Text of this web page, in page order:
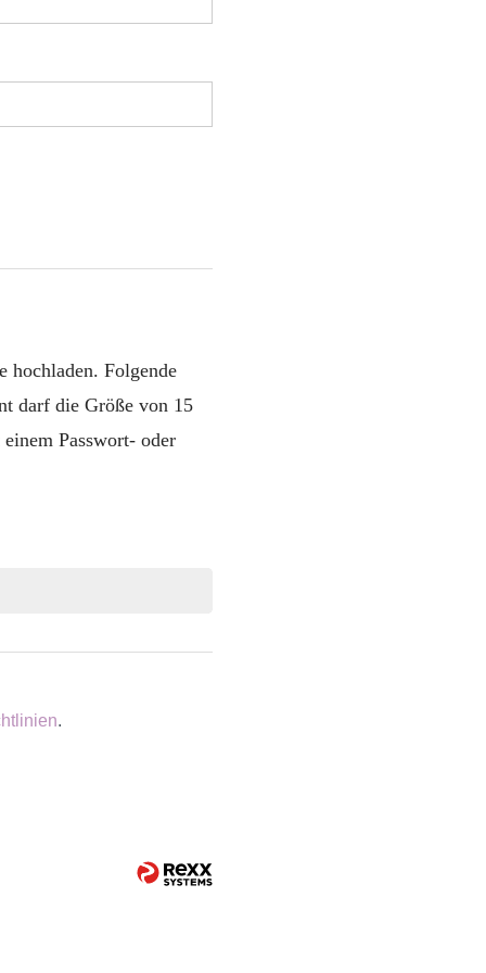
hochladen. Folgende
darf die Größe von 15
Passwort- oder
.